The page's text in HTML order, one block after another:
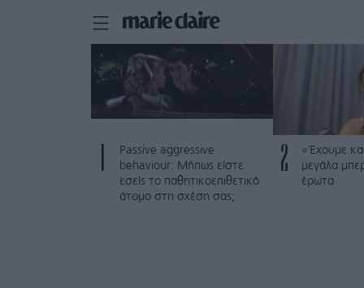
Passive aggressive
behaviour: Μήπως είστε
εσείς το παθητικοεπιθετικό
άτομο στη σχέση σας;
2
«Έχουμε
μεγάλα
έρωτα